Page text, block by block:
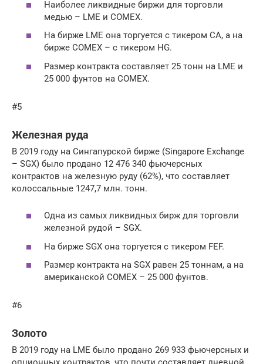
Наиболее ликвидные биржи для торговли
медью – LME и COMEX.
На бирже LME она торгуется с тикером CA, а на
бирже COMEX – с тикером HG.
Размер контракта составляет 25 тонн на LME и
25 000 фунтов на COMEX.
#5
Железная руда
В 2019 году на Сингапурской бирже (Singapore Exchange
– SGX) было продано 12 476 340 фьючерсных
контрактов на железную руду (62%), что составляет
колоссальные 1247,7 млн. тонн.
Одна из самых ликвидных бирж для торговли
железной рудой – SGX.
На бирже SGX она торгуется с тикером FEF.
Размер контракта на SGX равен 25 тоннам, а на
американской COMEX – 25 000 фунтов.
#6
Золото
В 2019 году на LME было продано 269 933 фьючерсных и